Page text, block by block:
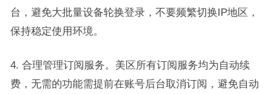
台，避免大批量设备轮换登录，不要频繁切换IP地区，
保持稳定使用环境。
4. 合理管理订阅服务。美区所有订阅服务均为自动续
费，无需的功能需提前在账号后台取消订阅，避免自动